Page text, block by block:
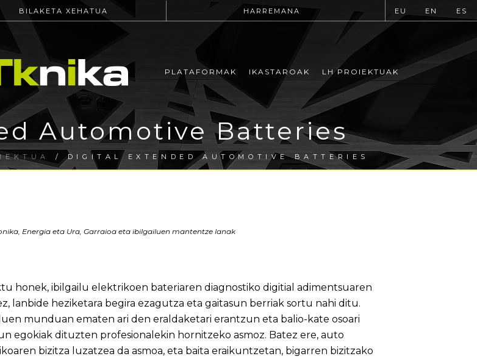
BILAKETA XEHATUA HARREMANA EU EN ES
PLATAFORMAK IKASTAROAK LH PROIEKTUAK
Automotive Batteries
/ DIGITAL EXTENDED AUTOMOTIVE BATTERIES
Energia eta Ura, Garraioa eta ibilgailuen mantentze lanak
honek, ibilgailu elektrikoen bateriaren diagnostiko digitial adimentsuaren
lanbide heziketara begira ezagutza eta gaitasun berriak sortu nahi ditu.
munduan ematen ari den eraldaketari erantzun eta balio-kate osoari
egokiak dituzten profesionalekin hornitzeko asmoz. Batez ere, auto
bizitza luzatzea da asmoa, eta baita eraikuntzetan, bigarren bizitzako